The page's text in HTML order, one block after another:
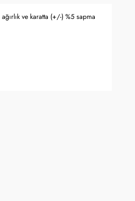
ve karatta (+/-) %5 sapma